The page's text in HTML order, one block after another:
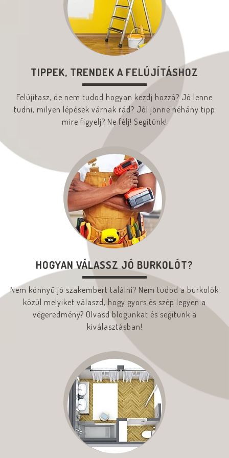
TIPPEK, TRENDEK A FELÚJÍTÁSHOZ
Felújítasz, de nem tudod hogyan kezdj hozzá? Jó lenne
tudni, milyen lépések várnak rád? Jól jönne néhány tipp
mire figyelj? Ne félj! Segítünk!
HOGYAN VÁLASSZ JÓ BURKOLÓT?
Nem könnyű jó szakembert találni? Nem tudod a burkolók
közül melyiket válaszd, hogy gyors és szép legyen a
végeredmény? Olvasd blogunkat és segítünk a
kiválasztásban!